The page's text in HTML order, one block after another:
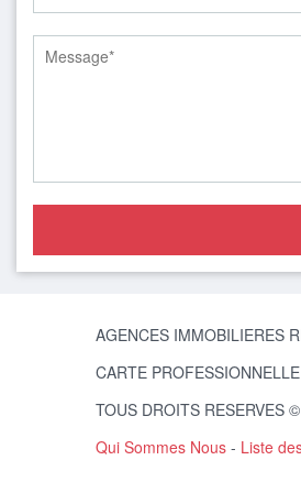
AGENCES IMMOBILIERES
CARTE
TOUS DROITS RESERVES
Qui Sommes Nous - Liste